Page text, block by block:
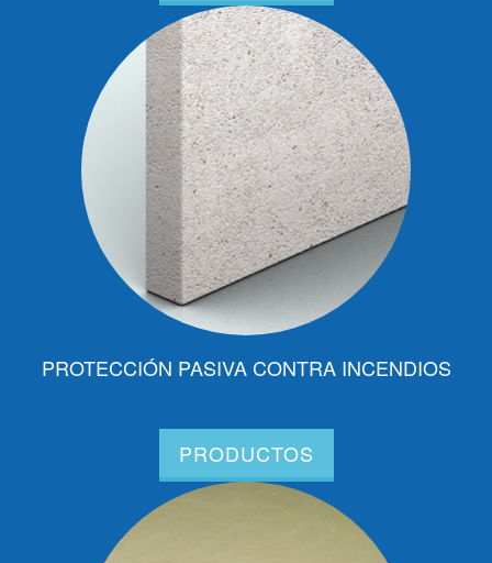
PROTECCIÓN PASIVA CONTRA INCENDIOS
PRODUCTOS